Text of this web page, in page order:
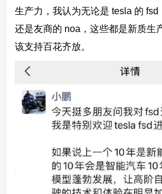
生产力，我认为无论是 tesla 的 fsd
还是友商的 noa，这些都是新质生
该支持百花齐放。